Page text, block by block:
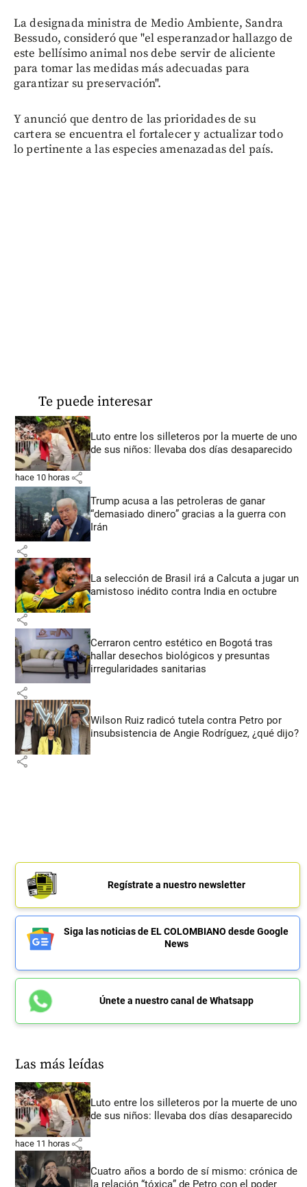
La designada ministra de Medio Ambiente, Sandra
Bessudo, consideró que "el esperanzador hallazgo de
este bellísimo animal nos debe servir de aliciente
para tomar las medidas más adecuadas para
garantizar su preservación".
Y anunció que dentro de las prioridades de su
cartera se encuentra el fortalecer y actualizar todo
lo pertinente a las especies amenazadas del país.
Te puede interesar
Luto entre los silleteros por la muerte de uno
de sus niños: llevaba dos días desaparecido
hace 10 horas share
Trump acusa a las petroleras de ganar
“demasiado dinero” gracias a la guerra con
Irán
share
La selección de Brasil irá a Calcuta a jugar un
amistoso inédito contra India en octubre
share
Cerraron centro estético en Bogotá tras
hallar desechos biológicos y presuntas
irregularidades sanitarias
share
Wilson Ruiz radicó tutela contra Petro por
insubsistencia de Angie Rodríguez, ¿qué dijo?
share
Regístrate a nuestro newsletter
Siga las noticias de EL COLOMBIANO desde Google
News
Únete a nuestro canal de Whatsapp
Las más leídas
Luto entre los silleteros por la muerte de uno
de sus niños: llevaba dos días desaparecido
hace 11 horas share
Cuatro años a bordo de sí mismo: crónica de
la relación “tóxica” de Petro con el poder